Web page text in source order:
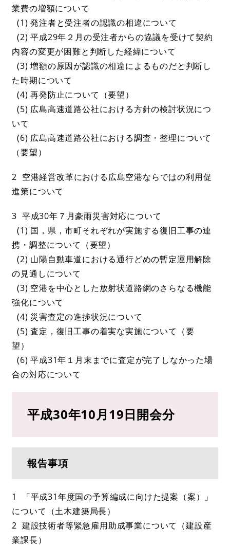
業費の増額について
(1) 発注者と受注者の認識の相違について
(2) 平成29年２月の受注者からの協議を受けて契約
内容の変更が困難と判断した経緯について
(3) 増額の原因が認識の相違によるものだと判断し
た時期について
(4) 再発防止について（要望）
(5) 広島高速道路公社における方針の検討状況につ
いて
(6) 広島高速道路公社における調査・整理について
（要望）
2 空港経営改革における広島空港ならではの利用促
進策について
3 平成30年７月豪雨災害対応について
(1) 国，県，市町それぞれが実施する復旧工事の連
携・調整について（要望）
(2) 山陽自動車道における通行どめの暫定運用解除
の見通しについて
(3) 空港を中心とした放射状道路網のさらなる機能
強化について
(4) 災害査定の進捗状況について
(5) 査定，復旧工事の着実な実施について（要
望）
(6) 平成31年１月末までに査定が完了しなかった場
合の対応について
平成30年10月19日開会分
報告事項
1 「平成31年度国の予算編成に向けた提案（案）」
について（土木建築局長）
2 建設技術者等緊急雇用助成事業について（建設産
業課長）